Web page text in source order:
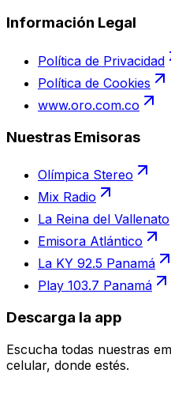
Información Legal
Política de Privacidad
Política de Cookies
www.oro.com.co
Nuestras Emisoras
Olímpica Stereo
Mix Radio
La Reina del Vallenato
Emisora Atlántico
La KY 92.5 Panamá
Play 103.7 Panamá
Descarga la app
Escucha todas nuestras
celular, donde estés.